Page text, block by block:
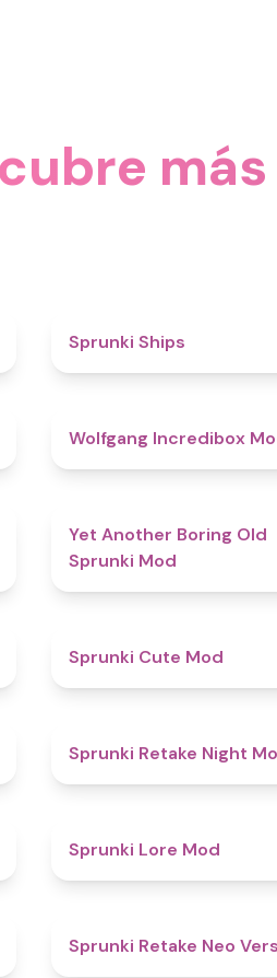
Sprunki Ships
Wolfgang Incredibox
Yet Another Boring Old
Sprunki Mod
Sprunki Cute Mod
Sprunki Retake Night
Sprunki Lore Mod
Sprunki Retake Neo